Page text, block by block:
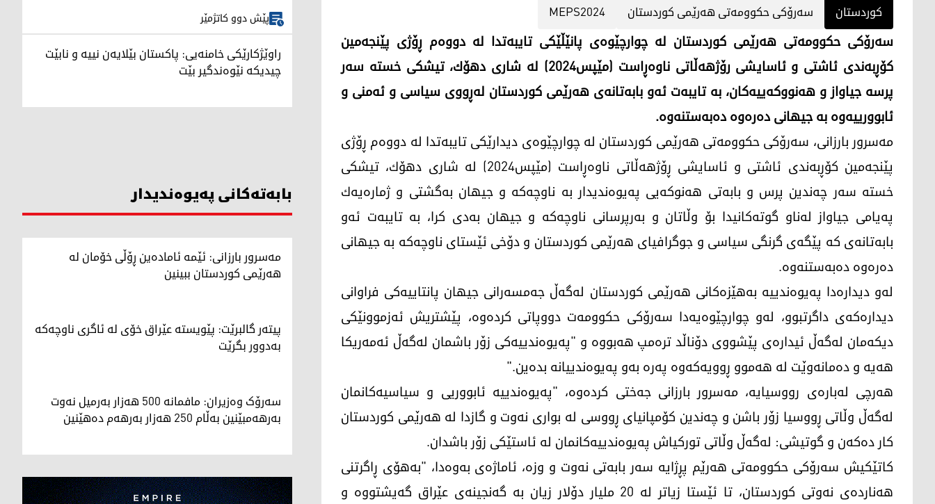
کوردستان سەرۆکی حکوومەتی هەرێمی کوردستان MEPS2024
سەرۆکی حکوومەتی هەرێمی کوردستان لە چوارچێوەی پانێڵێكی تایبەتدا لە دووەم ڕۆژی پێنجەمین
کۆڕبەندی ئاشتی و ئاسایشی رۆژهەڵاتی ناوەڕاست (مێپس2024) لە شاری دهۆك، تیشكی خسته‌ سه‌ر
پرسه‌ جیاواز و هه‌نووكه‌ییه‌كان، به ‌تایبه‌ت ئه‌و بابه‌تانه‌ی هه‌رێمی كوردستان له‌ڕووی سیاسی و ئه‌منی و
ئابوورییه‌وه‌ به‌ جیهانی ده‌ره‌وه‌ ده‌به‌ستنه‌وه‌.
مەسرور بارزانی، سەرۆکی حکوومەتی هەرێمی کوردستان لە چوارچێوەی دیدارێکی تایبەتدا لە دووەم ڕۆژی
پێنجەمین کۆڕبەندی ئاشتی و ئاسایشی ڕۆژهەڵاتی ناوەڕاست (مێپس2024) لە شاری دهۆك، تیشكی
خسته‌ سه‌ر چه‌ندین پرس و بابه‌تی هه‌نوكه‌یی په‌یوه‌ندیدار به‌ ناوچه‌كه‌ و جیهان به‌گشتی و ژماره‌یه‌ك
په‌یامی جیاواز له‌ناو گوته‌كانیدا بۆ وڵاتان و به‌رپرسانی ناوچه‌كه‌ و جیهان به‌دی كرا، به‌ تایبه‌ت ئه‌و
بابه‌تانه‌ی كه‌ پێگه‌ی گرنگی سیاسی و جوگرافیای هه‌رێمی كوردستان و دۆخی ئێستای ناوچه‌كه‌ به‌ جیهانی
ده‌ره‌وه‌ ده‌به‌ستنه‌وه‌.
له‌و دیداره‌دا په‌یوه‌ندییه‌ به‌هێزه‌كانی هه‌رێمی كوردستان له‌گه‌ڵ جه‌مسه‌رانی جیهان پانتاییه‌كی فراوانی
دیداره‌كه‌ی داگرتبوو، له‌و چوارچێوه‌یه‌دا سه‌رۆكی حكوومه‌ت دووپاتی كرده‌وه‌، پێشتریش ئه‌زموونێكی
دیكه‌مان له‌گه‌ڵ ئیداره‌ی پێشووی دۆناڵد تره‌مپ هه‌بووه‌ و "پەیوەندییەکی زۆر باشمان لەگەڵ ئەمەریکا
هەیە و دەمانەوێت لە هەموو ڕوویەکەوە پەرە بەو په‌یوه‌ندییانه‌ بدەین."
هه‌رچی له‌باره‌ی رووسیایه‌‌، مه‌سرور بارزانی جه‌ختی كرده‌وه‌، "پەیوەندییە ئابووریی و سیاسیەکانمان
لەگەڵ وڵاتی ڕووسیا زۆر باشن و چەندین کۆمپانیای ڕووسی لە بواری نەوت و گازدا لە هەرێمی کوردستان
کار دەکەن و گوتیشی: له‌گه‌ڵ وڵاتی توركیاش په‌یوه‌ندییه‌كانمان له ‌ئاستێكی زۆر باشدان.
كاتێكیش سه‌رۆكی حكوومه‌تی هه‌رێم پڕژایه‌ سه‌ر بابه‌تی نه‌وت و وزه‌، ئاماژه‌ی به‌وه‌دا، "بەهۆی ڕاگرتنی
هەناردەی نەوتی کوردستان، تا ئێستا زیاتر لە 20 ملیار دۆلار زیان بە گەنجینەی عێراق گەیشتووە و
پێش دوو کاتژمێر
راوێژکارێکی خامنەیی: پاکستان بێلایەن نییە و نابێت
چیدیکە نێوەندگیر بێت
بابەتەکانی پەیوەندیدار
مەسرور بارزانی: ئێمه ئامادەین ڕۆڵی خۆمان له
هەرێمی کوردستان ببینین
پیتەر گالبرێت: پێویستە عێراق خۆی لە ئاگری ناوچەکە
بەدوور بگرێت
سەرۆک وەزیران: مافمانە 500 هەزار بەرمیل نەوت
بەرهەمبێنین بەڵام 250 هەزار بەرهەم دەهێنین